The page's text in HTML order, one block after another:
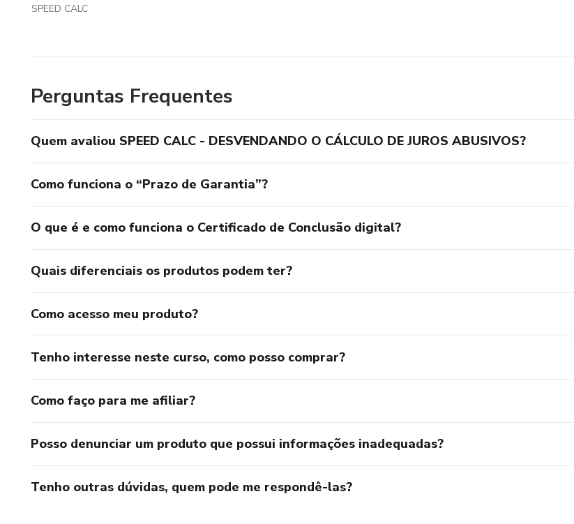
🎓 Conhecimento técnico aplicável
📄 Laudos prontos em poucos minutos
💰 Potencial de aumentar seus honorários com segurança técnica
profissional, esse curso foi feito para você.
NO PJECALC
SPEED CALC
Perguntas Frequentes
Quem avaliou SPEED CALC - DESVENDANDO O CÁLCULO DE JUROS ABUSIVOS?
Como funciona o “Prazo de Garantia”?
O que é e como funciona o Certificado de Conclusão digital?
Quais diferenciais os produtos podem ter?
Como acesso meu produto?
Tenho interesse neste curso, como posso comprar?
Como faço para me afiliar?
Posso denunciar um produto que possui informações inadequadas?
Tenho outras dúvidas, quem pode me respondê-las?